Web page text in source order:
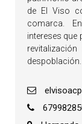
de El Viso
comarca.
intereses que
despoblación.